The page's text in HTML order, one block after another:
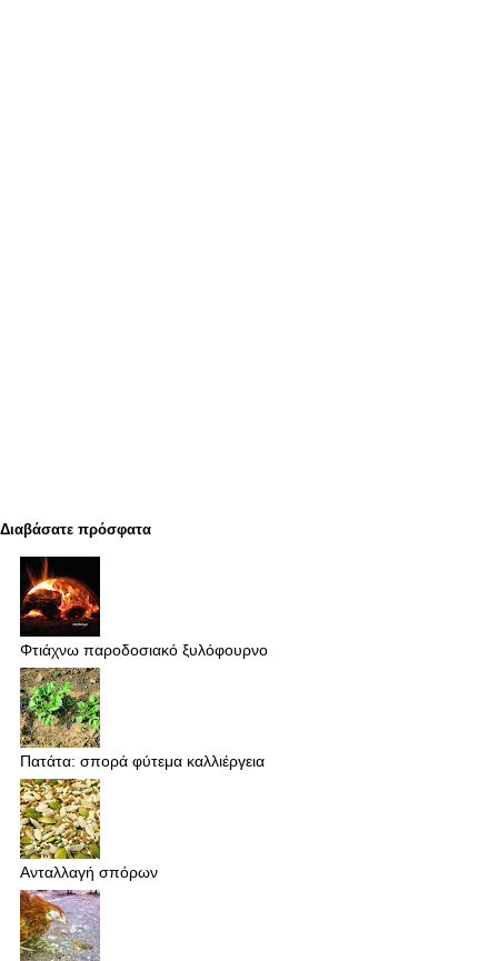
Διαβάσατε πρόσφατα
Φτιάχνω παροδοσιακό ξυλόφουρνο
Πατάτα: σπορά φύτεμα καλλιέργεια
Ανταλλαγή σπόρων